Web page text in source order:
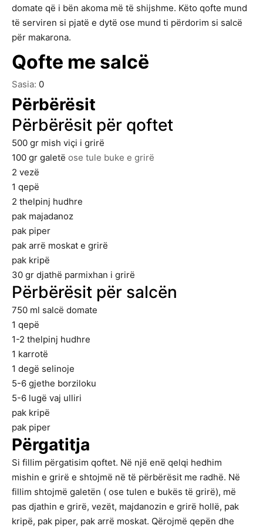
domate që i bën akoma më të shijshme. Këto qofte mund
të serviren si pjatë e dytë ose mund ti përdorim si salcë
për makarona.
Qofte me salcë
Sasia: 0
Përbërësit
Përbërësit për qoftet
500 gr mish viçi i grirë
100 gr galetë ose tule buke e grirë
2 vezë
1 qepë
2 thelpinj hudhre
pak majadanoz
pak piper
pak arrë moskat e grirë
pak kripë
30 gr djathë parmixhan i grirë
Përbërësit për salcën
750 ml salcë domate
1 qepë
1-2 thelpinj hudhre
1 karrotë
1 degë selinoje
5-6 gjethe borziloku
5-6 lugë vaj ulliri
pak kripë
pak piper
Përgatitja
Si fillim përgatisim qoftet. Në një enë qelqi hedhim
mishin e grirë e shtojmë në të përbërësit me radhë. Në
fillim shtojmë galetën ( ose tulen e bukës të grirë), më
pas djathin e grirë, vezët, majdanozin e grirë hollë, pak
kripë, pak piper, pak arrë moskat. Qërojmë qepën dhe